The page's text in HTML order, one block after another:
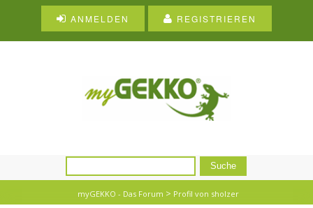
ANMELDEN REGISTRIEREN
myGEKKO - Das Forum > Profil von sholzer